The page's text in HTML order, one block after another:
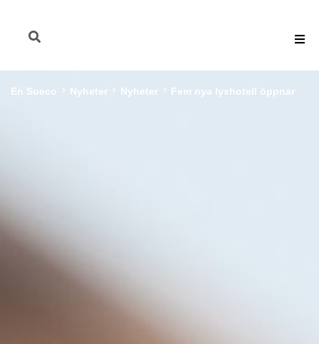
En Sueco Nyheter Nyheter Fem nya lyxhotell öppnar